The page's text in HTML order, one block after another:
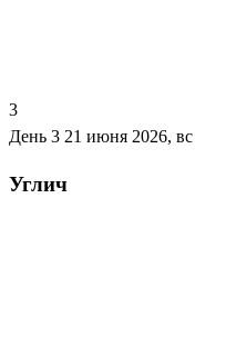
3
День 3 21 июня 2026, вс
Углич